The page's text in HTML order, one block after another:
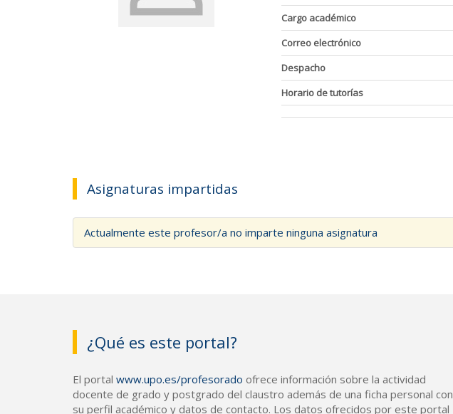
Cargo académico
Correo electrónico
Despacho
Horario de tutorías
Asignaturas impartidas
Actualmente este profesor/a no imparte ninguna asignatura
¿Qué es este portal?
El portal www.upo.es/profesorado ofrece información sobre la actividad
docente de grado y postgrado del claustro además de una ficha personal con
su perfil académico y datos de contacto. Los datos ofrecidos por este portal